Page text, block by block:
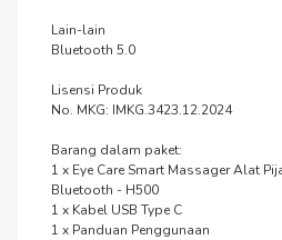
Lain-lain
Bluetooth 5.0
Lisensi Produk
No. MKG: IMKG.3423.12.2024
Barang dalam paket:
1 x Eye Care Smart Massager Alat
Bluetooth - H500
1 x Kabel USB Type C
1 x Panduan Penggunaan